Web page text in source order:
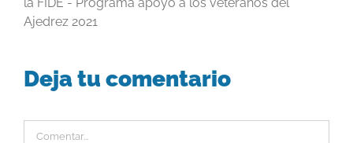
Ajedrez 2021
Deja tu comentario